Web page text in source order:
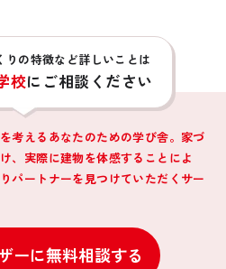
りの特徴など詳しいことは
校にご相談ください
考えるあなたのための学び舎。家づ
、 実際に建物を体感することによ
パートナーを見つけていただくサー
ーに無料相談する